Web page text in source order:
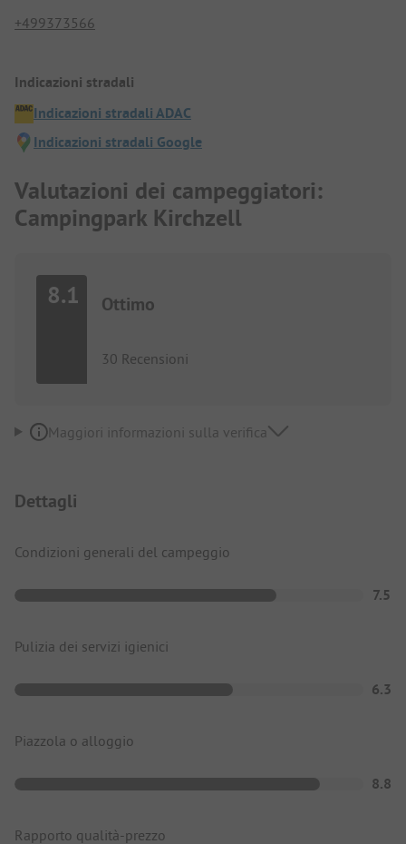
+499373566
Indicazioni stradali
Indicazioni stradali ADAC
Indicazioni stradali Google
Valutazioni dei campeggiatori:
Campingpark Kirchzell
8.1 Ottimo
30 Recensioni
Maggiori informazioni sulla verifica
Dettagli
Condizioni generali del campeggio
7.5
Pulizia dei servizi igienici
6.3
Piazzola o alloggio
8.8
Rapporto qualità-prezzo